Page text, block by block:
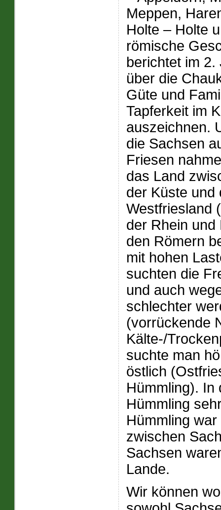
Meppen,
Holte – Holte
römische
berichtet im
über die
Güte und
Tapferkeit im
auszeichnen.
die Sachsen
Friesen
das Land
der Küste und
Westfriesland
der Rhein
den Römern
mit hohen
suchten die
und auch
schlechter
(vorrückende
Kälte-/
suchte man
östlich
Hümmling). In
Hümmling
Hümmling
zwischen
Sachsen
Lande.
Wir können